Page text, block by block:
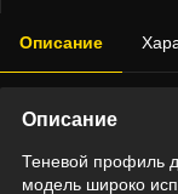
Описание
Описание
Теневой профиль
модель широко